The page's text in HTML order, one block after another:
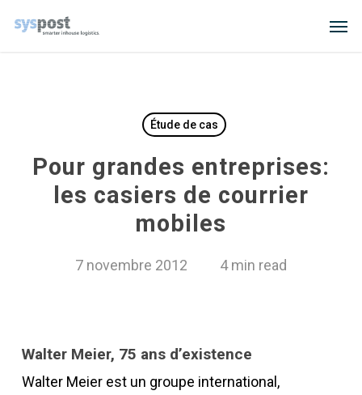
Étude de cas
Pour grandes entreprises:
les casiers de courrier
mobiles
7 novembre 2012 4 min read
Walter Meier, 75 ans d’existence
Walter Meier est un groupe international,